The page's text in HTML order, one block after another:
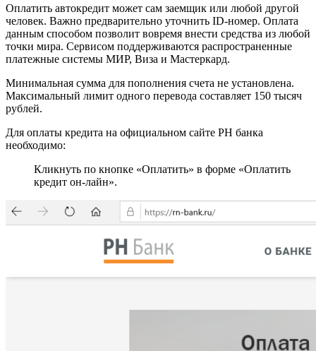
Оплатить автокредит может сам заемщик или любой другой
человек. Важно предварительно уточнить ID-номер. Оплата
данным способом позволит вовремя внести средства из любой
точки мира. Сервисом поддерживаются распространенные
платежные системы МИР, Виза и Мастеркард.
Минимальная сумма для пополнения счета не установлена.
Максимальный лимит одного перевода составляет 150 тысяч
рублей.
Для оплаты кредита на официальном сайте РН банка
необходимо:
Кликнуть по кнопке «Оплатить» в форме «Оплатить
кредит он-лайн».